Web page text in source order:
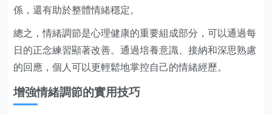
係，還有助於整體情緒穩定。
總之，情緒調節是心理健康的重要組成部分，可以通過每
日的正念練習顯著改善。通過培養意識、接納和深思熟慮
的回應，個人可以更輕鬆地掌控自己的情緒經歷。
增強情緒調節的實用技巧